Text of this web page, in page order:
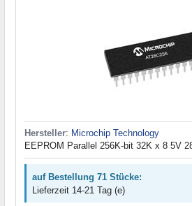
Hersteller: Microchip Technology
EEPROM Parallel 256K-bit 32K x 8 5V
auf Bestellung 71 Stücke:
Lieferzeit 14-21 Tag (e)